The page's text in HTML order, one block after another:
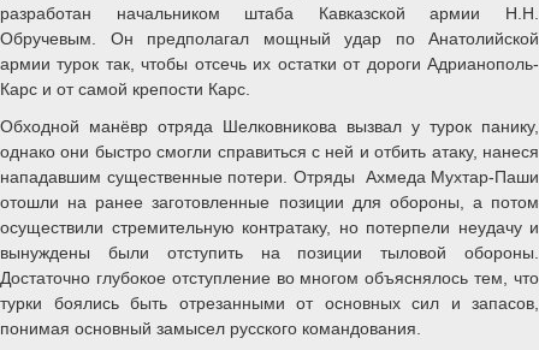
разработан начальником штаба Кавказской армии Н.Н.
Обручевым. Он предполагал мощный удар по Анатолийской
армии турок так, чтобы отсечь их остатки от дороги Адрианополь-
Карс и от самой крепости Карс.
Обходной манёвр отряда Шелковникова вызвал у турок панику,
однако они быстро смогли справиться с ней и отбить атаку, нанеся
нападавшим существенные потери. Отряды Ахмеда Мухтар-Паши
отошли на ранее заготовленные позиции для обороны, а потом
осуществили стремительную контратаку, но потерпели неудачу и
вынуждены были отступить на позиции тыловой обороны.
Достаточно глубокое отступление во многом объяснялось тем, что
турки боялись быть отрезанными от основных сил и запасов,
понимая основный замысел русского командования.